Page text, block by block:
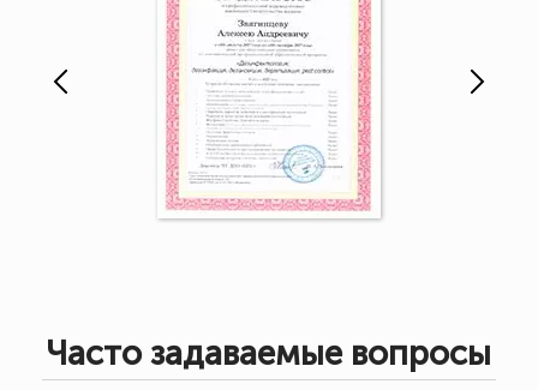
Часто задаваемые вопросы